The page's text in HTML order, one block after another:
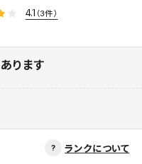
4.1 （3件）
ります
ランクについて